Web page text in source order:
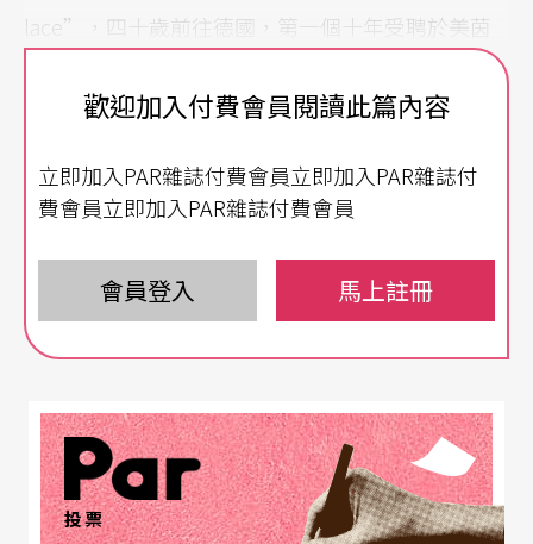
lace”，四十歲前往德國，第一個十年受聘於美茵
茲市立芭蕾，第二個十年則開始執掌隸屬於萊茵歌
劇院（杜塞道夫／杜伊斯堡），擁有四十八名專業
任歐洲規模最大、擁有逾百名舞者的維也納國家芭
一道工整的棋盤布局，依序演進，卻在他親口娓娓
道來時，總還帶著一絲溫厚遲疑與身不由己。
瑞士阿爾特施泰滕—聖加侖—倫敦—巴塞爾—伯恩
—德國美茵茲—杜塞道夫與杜伊斯堡，這條除了倫
歡迎加入付費會員閱讀此篇內容
立即加入PAR雜誌付費會員立即加入PAR雜誌付
費會員立即加入PAR雜誌付費會員
會員登入 馬上註冊
投票